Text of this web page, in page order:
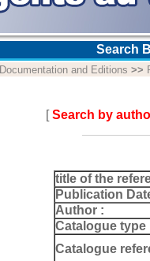
Search
Documentation and Editions >>
[Search by
title of the
Publication
Author :
Catalogue type
Catalogue